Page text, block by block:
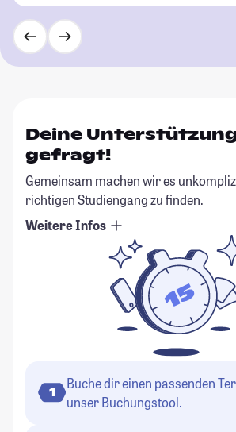
Deine
gefragt!
Gemeinsam machen wir es
richtigen Studiengang zu finden.
Weitere Infos
1
Buche dir einen passenden
unser Buchungstool.